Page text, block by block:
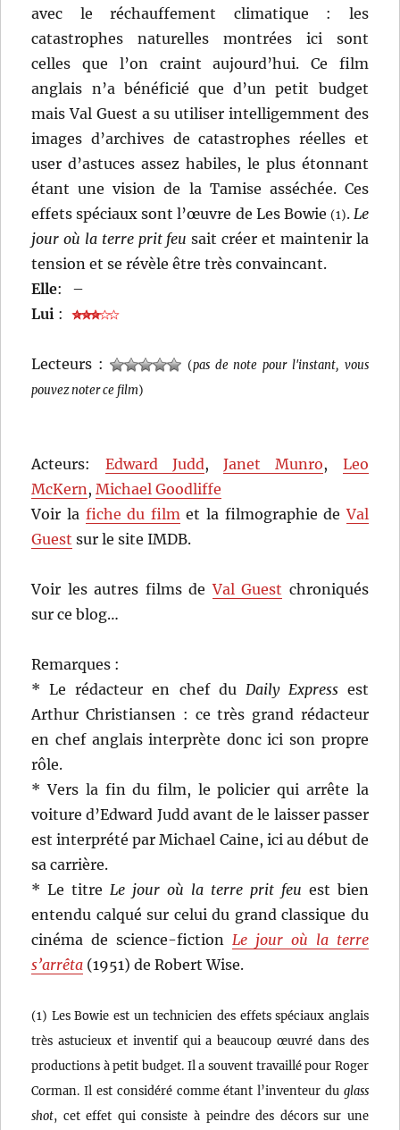
avec le réchauffement climatique : les
catastrophes naturelles montrées ici sont
celles que l’on craint aujourd’hui. Ce film
anglais n’a bénéficié que d’un petit budget
mais Val Guest a su utiliser intelligemment des
images d’archives de catastrophes réelles et
user d’astuces assez habiles, le plus étonnant
étant une vision de la Tamise asséchée. Ces
effets spéciaux sont l’œuvre de Les Bowie (1). Le
jour où la terre prit feu sait créer et maintenir la
tension et se révèle être très convaincant.
Elle:
–
Lui :
Lecteurs : (pas de note pour l'instant, vous
pouvez noter ce film)
Acteurs: Edward Judd,Janet Munro, Leo
McKern ,Michael Goodliffe
Voir la fiche du film et la filmographie deVal
Guest sur le site IMDB.
Voir les autres films deVal Guest chroniqués
sur ce blog…
Remarques :
* Le rédacteur en chef du Daily Expressest
Arthur Christiansen : ce très grand rédacteur
en chef anglais interprète donc ici son propre
rôle.
* Vers la fin du film, le policier qui arrête la
voiture d’Edward Judd avant de le laisser passer
est interprété par Michael Caine, ici au début de
sa carrière.
* Le titre Le jour où la terre prit feu est bien
entendu calqué sur celui du grand classique du
cinéma de science-fiction Le jour où la terre
s’arrêta (1951) de Robert Wise.
(1) Les Bowie est un technicien des effets spéciaux anglais
très astucieux et inventif qui a beaucoup œuvré dans des
productions à petit budget. Il a souvent travaillé pour Roger
Corman. Il est considéré comme étant l’inventeur du glass
shot, cet effet qui consiste à peindre des décors sur une